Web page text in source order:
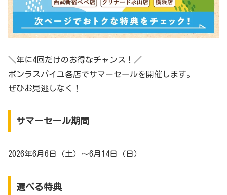
＼年に4回だけのお得なチャンス！／
ボンラスパイユ各店でサマーセールを開催します。
ぜひお見逃しなく！
サマーセール期間
2026年6月6日（土）～6月14日（日）
選べる特典